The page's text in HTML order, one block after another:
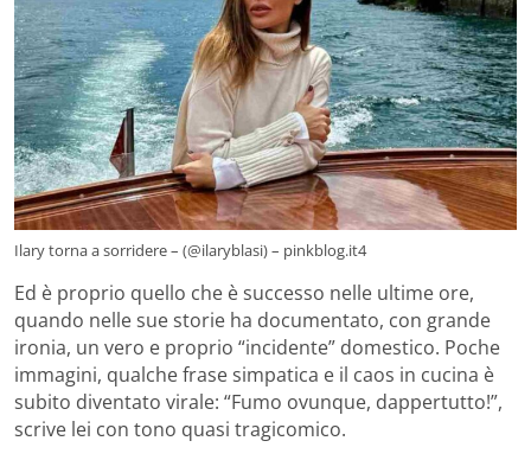
Ilary torna a sorridere – (@ilaryblasi) – pinkblog.it4
Ed è proprio quello che è successo nelle ultime ore,
quando nelle sue storie ha documentato, con grande
ironia, un vero e proprio “incidente” domestico. Poche
immagini, qualche frase simpatica e il caos in cucina è
subito diventato virale: “Fumo ovunque, dappertutto!”,
scrive lei con tono quasi tragicomico.